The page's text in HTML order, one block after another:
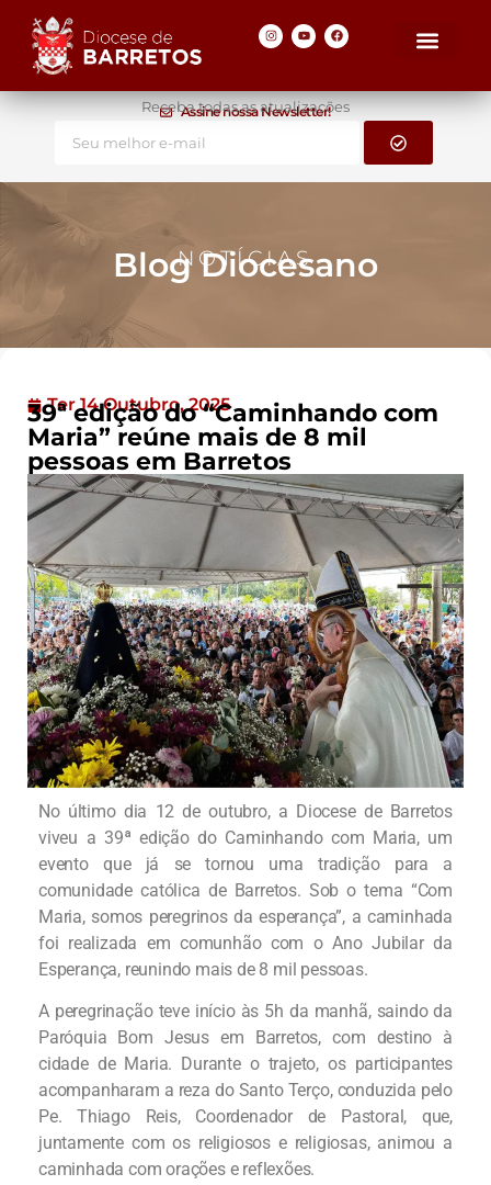
Assine nossa Newsletter!
Receba todas as atualizações
NOTÍCIAS
Blog Diocesano
Ter 14 Outubro, 2025
39ª edição do “Caminhando com
Maria” reúne mais de 8 mil
pessoas em Barretos
No último dia 12 de outubro, a Diocese de Barretos
viveu a 39ª edição do Caminhando com Maria, um
evento que já se tornou uma tradição para a
comunidade católica de Barretos. Sob o tema “Com
Maria, somos peregrinos da esperança”, a caminhada
foi realizada em comunhão com o Ano Jubilar da
Esperança, reunindo mais de 8 mil pessoas.
A peregrinação teve início às 5h da manhã, saindo da
Paróquia Bom Jesus em Barretos, com destino à
cidade de Maria. Durante o trajeto, os participantes
acompanharam a reza do Santo Terço, conduzida pelo
Pe. Thiago Reis, Coordenador de Pastoral, que,
juntamente com os religiosos e religiosas, animou a
caminhada com orações e reflexões.